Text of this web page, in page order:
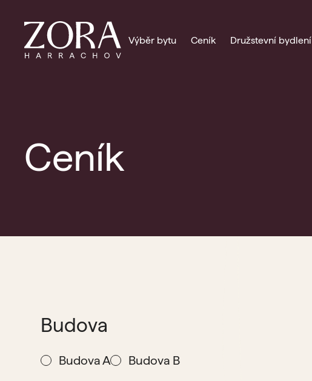
Výběr bytu Ceník Družstevní bydlení
Ceník
Budova
Budova A Budova B